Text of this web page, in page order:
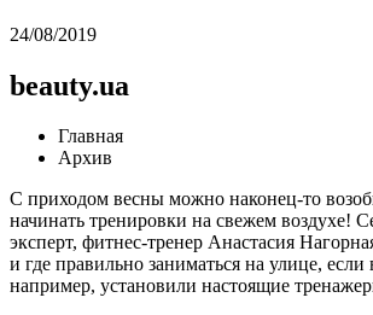
24/08/2019
beauty.ua
Главная
Архив
C приходом весны можно наконец-то
начинать тренировки на свежем воздухе!
эксперт, фитнес-тренер Анастасия
и где правильно заниматься на улице, если
например, установили настоящие